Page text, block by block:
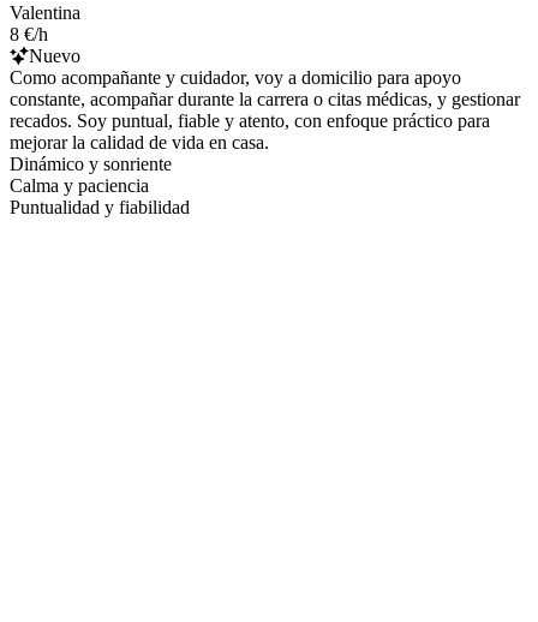
Valentina
8 €/h
Nuevo
Como acompañante y cuidador, voy a domicilio para apoyo
constante, acompañar durante la carrera o citas médicas, y gestionar
recados. Soy puntual, fiable y atento, con enfoque práctico para
mejorar la calidad de vida en casa.
Dinámico y sonriente
Calma y paciencia
Puntualidad y fiabilidad